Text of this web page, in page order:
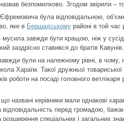
безпомилково. Згодом звірили –
була відповідальною,
яке в Бершадському районі в той час
мусила завжди бути кращою, ніж у
заздрісно ставився до братів Кавунів.
завжди були на належному рівні, в
Хараїм. Такої дружньої товариської
роботи на посаді головного
названі керівники мали однакові
перед громадою,
розширення спеціальних і загальних